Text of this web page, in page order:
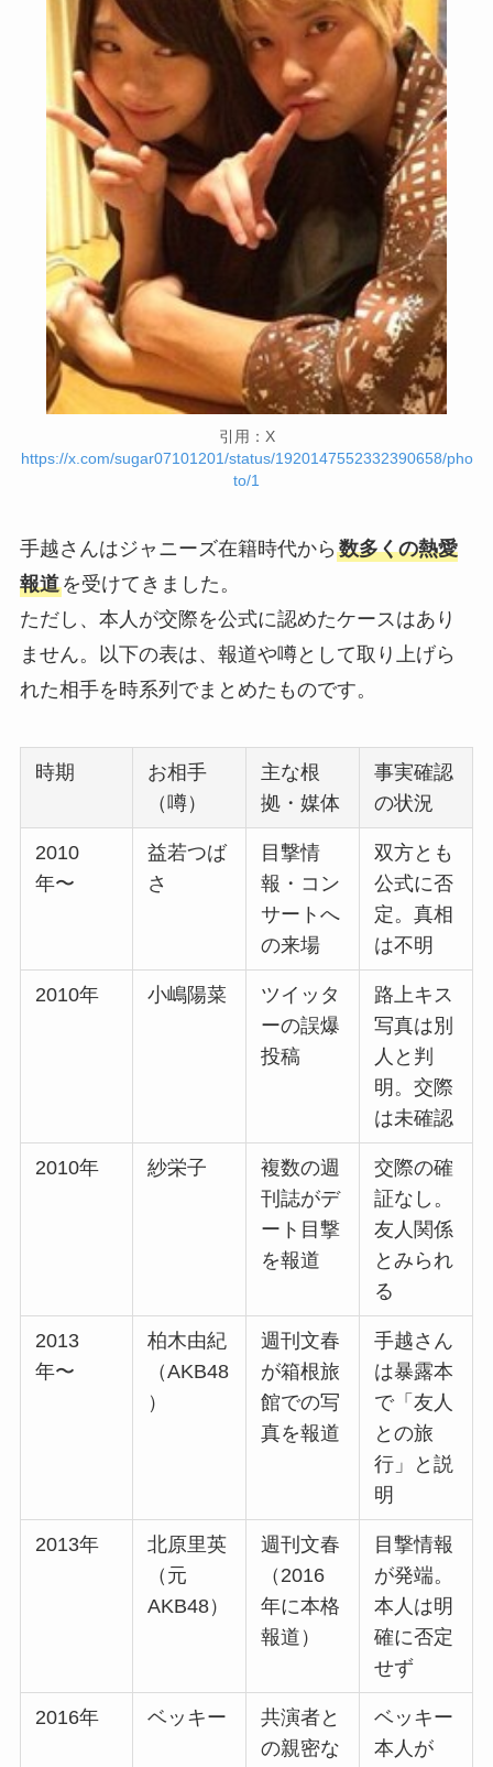
引用：X
https://x.com/sugar07101201/status/1920147552332390658/pho
to/1
手越さんはジャニーズ在籍時代から 数多くの熱愛
報道を受けてきました。
ただし、本人が交際を公式に認めたケースはあり
ません。以下の表は、報道や噂として取り上げら
れた相手を時系列でまとめたものです。
時期
お相手
（噂）
主な根
拠・媒体
事実確認
の状況
2010
年〜
益若つば
さ
目撃情
報・コン
サートへ
の来場
双方とも
公式に否
定。真相
は不明
2010年 小嶋陽菜
ツイッタ
ーの誤爆
投稿
路上キス
写真は別
人と判
明。交際
は未確認
2010年 紗栄子
複数の週
刊誌がデ
ート目撃
を報道
交際の確
証なし。
友人関係
とみられ
る
2013
年〜
柏木由紀
（AKB48
）
週刊文春
が箱根旅
館での写
真を報道
手越さん
は暴露本
で「友人
との旅
行」と説
明
2013年
北原里英
（元
AKB48）
週刊文春
（2016
年に本格
報道）
目撃情報
が発端。
本人は明
確に否定
せず
2016年 ベッキー
共演者と
の親密な
ベッキー
本人が